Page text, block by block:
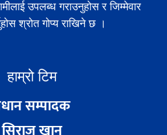
उपलब्ध गराउनुहोस र जिम्मेवार
श्रोत गोप्य राखिने छ ।
हाम्रो टिम
सम्पादक